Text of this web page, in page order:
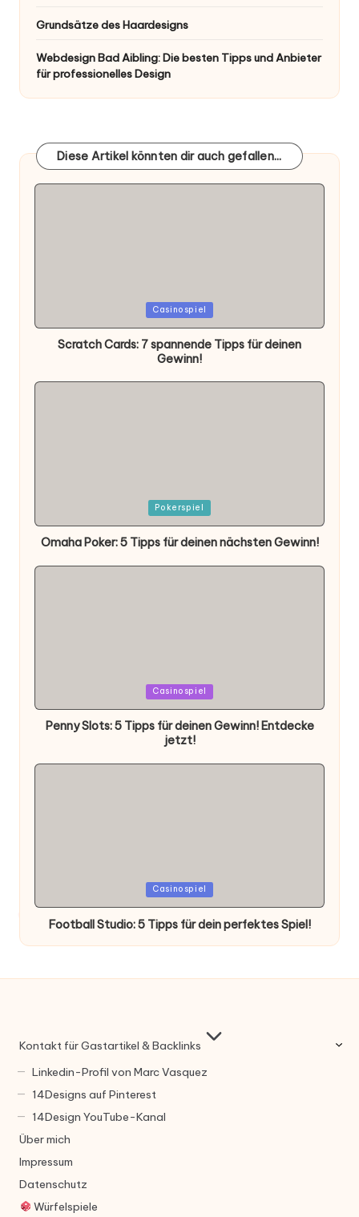
Grundsätze des Haardesigns
Webdesign Bad Aibling: Die besten Tipps und Anbieter
für professionelles Design
Diese Artikel könnten dir auch gefallen...
in
Casinospiel
Scratch Cards: 7 spannende Tipps für deinen
Gewinn!
in
Pokerspiel
Omaha Poker: 5 Tipps für deinen nächsten Gewinn!
in
Casinospiel
Penny Slots: 5 Tipps für deinen Gewinn! Entdecke
jetzt!
in
Casinospiel
Football Studio: 5 Tipps für dein perfektes Spiel!
Kontakt für Gastartikel & Backlinks
Linkedin-Profil von Marc Vasquez
14Designs auf Pinterest
14Design YouTube-Kanal
Über mich
Impressum
Datenschutz
Würfelspiele